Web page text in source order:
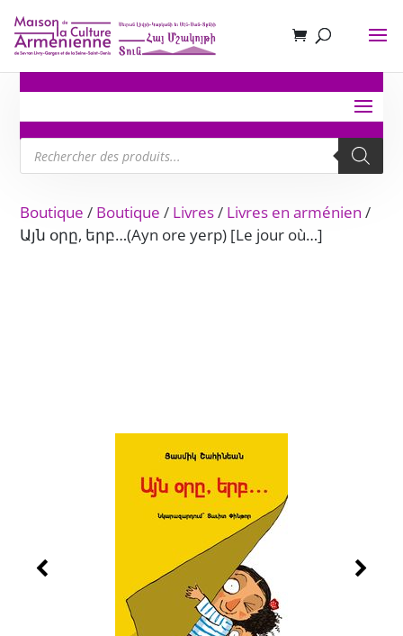
Recherche
de
produits
Boutique / Boutique / Livres/ Livres en arménien /
Այն օրը, երբ…(Ayn ore yerp) [Le jour où…]